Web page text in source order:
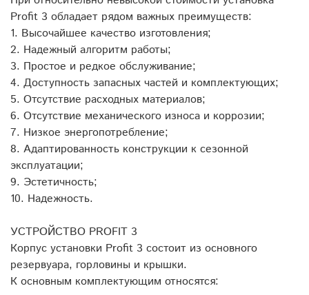
Profit 3 обладает рядом важных преимуществ:
1. Высочайшее качество изготовления;
2. Надежный алгоритм работы;
3. Простое и редкое обслуживание;
4. Доступность запасных частей и комплектующих;
5. Отсутствие расходных материалов;
6. Отсутствие механического износа и коррозии;
7. Низкое энергопотребление;
8. Адаптированность конструкции к сезонной
эксплуатации;
9. Эстетичность;
10. Надежность.
УСТРОЙСТВО PROFIT 3
Корпус установки Profit 3 состоит из основного
резервуара, горловины и крышки.
К основным комплектующим относятся: